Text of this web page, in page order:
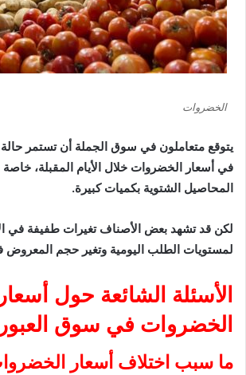
الخضروات
يتوقع متعاملون في سوق الجملة أن تستمر حالة
في أسعار الخضروات خلال الأيام المقبلة،
المحاصيل الشتوية بكميات كبيرة.
لكن قد تشهد بعض الأصناف تغيرات طفيفة في
لمستويات الطلب اليومية وتغير حجم
الأسئلة الشائعة حول أسعار
الخضروات في سوق العبور
ما سبب اختلاف أسعار